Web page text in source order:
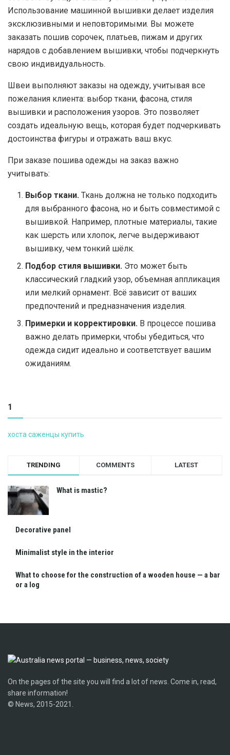
Использование машинной вышивки делает изделия
эксклюзивными и неповторимыми. Вы можете
заказать пошив сорочек, платьев, пижам и других
нарядов с добавлением вышивки, чтобы подчеркнуть
свою индивидуальность.
Швеи выполняют заказы на одежду, учитывая все
пожелания клиента: выбор ткани, фасона, стиля
вышивки и расположения узоров. Это позволяет
создать идеальную вещь, которая будет подчеркивать
достоинства фигуры и отражать ваш вкус.
При заказе пошива одежды на заказ важно
учитывать:
Выбор ткани. Ткань должна не только подходить
для выбранного фасона, но и быть совместимой с
вышивкой. Например, плотные материалы, такие
как шерсть или хлопок, легче выдерживают
вышивку, чем тонкий шёлк.
Подбор стиля вышивки. Это может быть
классический гладкий узор, объемная аппликация
или мелкий орнамент. Всё зависит от ваших
предпочтений и предназначения изделия.
Примерки и корректировки. В процессе пошива
важно делать примерки, чтобы убедиться, что
одежда сидит идеально и соответствует вашим
ожиданиям.
1
хоста саженцы купить
TRENDING COMMENTS LATEST
What is mastic?
Decorative panel
Minimalist style in the interior
What to choose for the construction of a wooden house — a bar
or a log
On the pages of the site you will find a lot of news. Come in, read,
share information!
© News, 2015-2021.